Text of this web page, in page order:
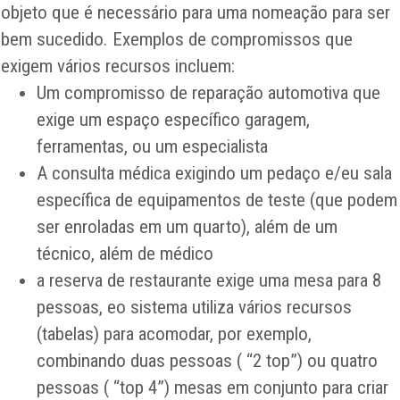
objeto que é necessário para uma nomeação para ser
bem sucedido. Exemplos de compromissos que
exigem vários recursos incluem:
Um compromisso de reparação automotiva que
exige um espaço específico garagem,
ferramentas, ou um especialista
A consulta médica exigindo um pedaço e/eu sala
específica de equipamentos de teste (que podem
ser enroladas em um quarto), além de um
técnico, além de médico
a reserva de restaurante exige uma mesa para 8
pessoas, eo sistema utiliza vários recursos
(tabelas) para acomodar, por exemplo,
combinando duas pessoas ( “2 top”) ou quatro
pessoas ( “top 4”) mesas em conjunto para criar